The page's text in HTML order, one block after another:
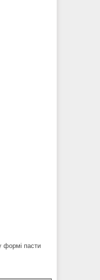
формі пасти